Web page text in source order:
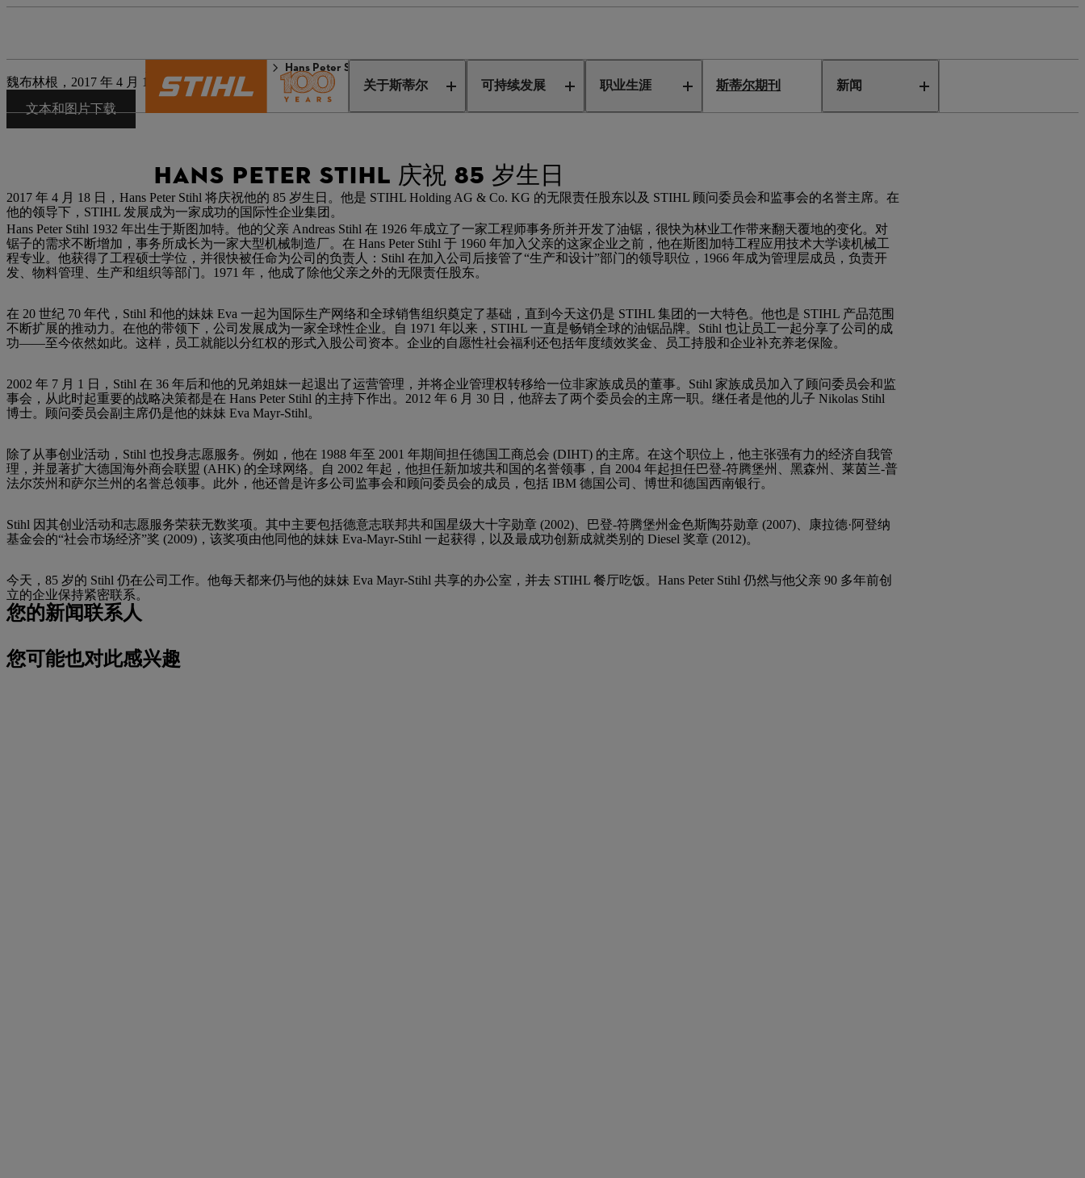
关于斯蒂尔 可持续发展 职业生涯 斯蒂尔期刊 新闻
Hans Peter Stihl 的 85 岁生日
魏布林根，2017 年 4 月 12 日 | 企业新闻稿
文本和图片下载
HANS PETER STIHL 庆祝 85 岁生日
2017 年 4 月 18 日，Hans Peter Stihl 将庆祝他的 85 岁生日。他是 STIHL Holding AG & Co. KG 的无限责任股东以及 STIHL 顾问委员会和监事会的名誉主席。在
他的领导下，STIHL 发展成为一家成功的国际性企业集团。
Hans Peter Stihl 1932 年出生于斯图加特。他的父亲 Andreas Stihl 在 1926 年成立了一家工程师事务所并开发了油锯，很快为林业工作带来翻天覆地的变化。对
锯子的需求不断增加，事务所成长为一家大型机械制造厂。在 Hans Peter Stihl 于 1960 年加入父亲的这家企业之前，他在斯图加特工程应用技术大学读机械工
程专业。他获得了工程硕士学位，并很快被任命为公司的负责人：Stihl 在加入公司后接管了“生产和设计”部门的领导职位，1966 年成为管理层成员，负责开
发、物料管理、生产和组织等部门。1971 年，他成了除他父亲之外的无限责任股东。
在 20 世纪 70 年代，Stihl 和他的妹妹 Eva 一起为国际生产网络和全球销售组织奠定了基础，直到今天这仍是 STIHL 集团的一大特色。他也是 STIHL 产品范围
不断扩展的推动力。在他的带领下，公司发展成为一家全球性企业。自 1971 年以来，STIHL 一直是畅销全球的油锯品牌。Stihl 也让员工一起分享了公司的成
功——至今依然如此。这样，员工就能以分红权的形式入股公司资本。企业的自愿性社会福利还包括年度绩效奖金、员工持股和企业补充养老保险。
2002 年 7 月 1 日，Stihl 在 36 年后和他的兄弟姐妹一起退出了运营管理，并将企业管理权转移给一位非家族成员的董事。Stihl 家族成员加入了顾问委员会和监
事会，从此时起重要的战略决策都是在 Hans Peter Stihl 的主持下作出。2012 年 6 月 30 日，他辞去了两个委员会的主席一职。继任者是他的儿子 Nikolas Stihl
博士。顾问委员会副主席仍是他的妹妹 Eva Mayr-Stihl。
除了从事创业活动，Stihl 也投身志愿服务。例如，他在 1988 年至 2001 年期间担任德国工商总会 (DIHT) 的主席。在这个职位上，他主张强有力的经济自我管
理，并显著扩大德国海外商会联盟 (AHK) 的全球网络。自 2002 年起，他担任新加坡共和国的名誉领事，自 2004 年起担任巴登-符腾堡州、黑森州、莱茵兰-普
法尔茨州和萨尔兰州的名誉总领事。此外，他还曾是许多公司监事会和顾问委员会的成员，包括 IBM 德国公司、博世和德国西南银行。
Stihl 因其创业活动和志愿服务荣获无数奖项。其中主要包括德意志联邦共和国星级大十字勋章 (2002)、巴登-符腾堡州金色斯陶芬勋章 (2007)、康拉德·阿登纳
基金会的“社会市场经济”奖 (2009)，该奖项由他同他的妹妹 Eva-Mayr-Stihl 一起获得，以及最成功创新成就类别的 Diesel 奖章 (2012)。
今天，85 岁的 Stihl 仍在公司工作。他每天都来仍与他的妹妹 Eva Mayr-Stihl 共享的办公室，并去 STIHL 餐厅吃饭。Hans Peter Stihl 仍然与他父亲 90 多年前创
立的企业保持紧密联系。
您的新闻联系人
您可能也对此感兴趣